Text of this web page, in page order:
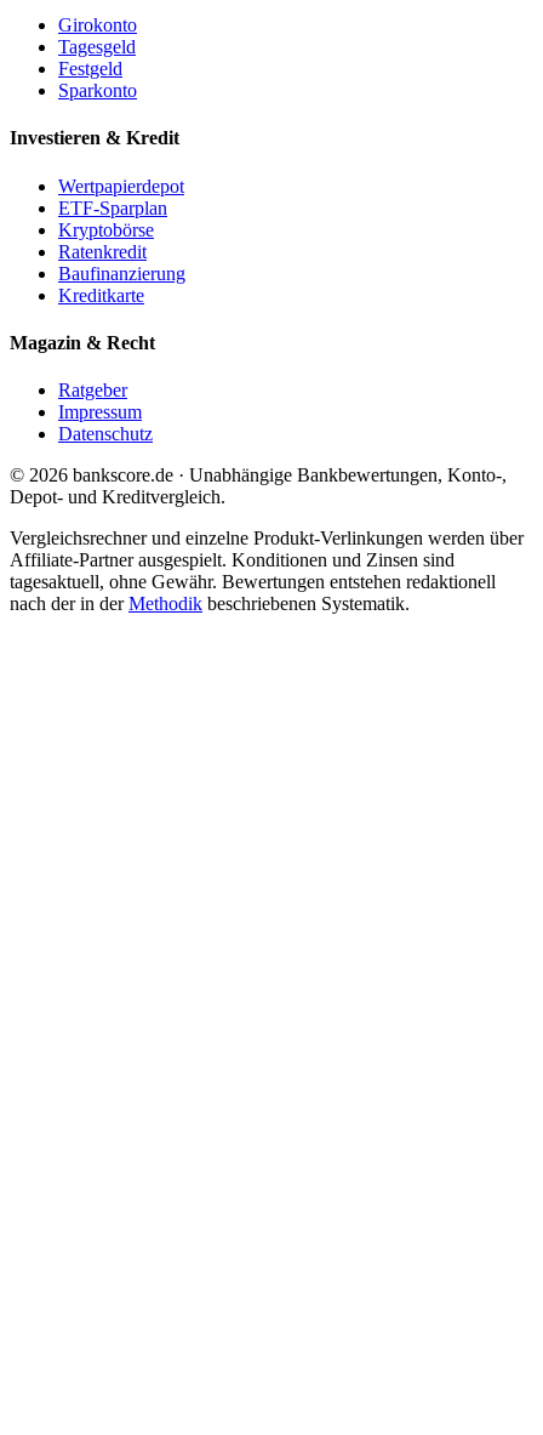
Girokonto
Tagesgeld
Festgeld
Sparkonto
Investieren & Kredit
Wertpapierdepot
ETF-Sparplan
Kryptobörse
Ratenkredit
Baufinanzierung
Kreditkarte
Magazin & Recht
Ratgeber
Impressum
Datenschutz
© 2026 bankscore.de · Unabhängige Bankbewertungen, Konto-,
Depot- und Kreditvergleich.
Vergleichsrechner und einzelne Produkt-Verlinkungen werden über
Affiliate-Partner ausgespielt. Konditionen und Zinsen sind
tagesaktuell, ohne Gewähr. Bewertungen entstehen redaktionell
nach der in derMethodik beschriebenen Systematik.